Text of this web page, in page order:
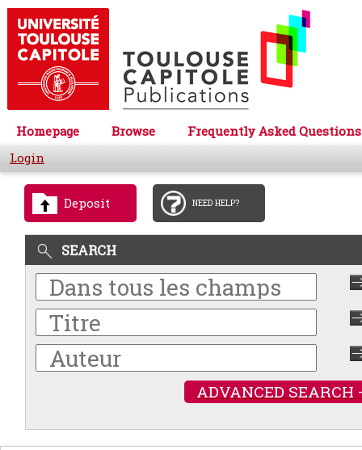
Homepage Browse
Frequently Asked Questions
Login
Deposit NEED HELP?
SEARCH
ADVANCED SEARCH